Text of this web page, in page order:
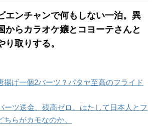
エンチャンで何もしない一泊。異
からカラオケ嬢とコヨーテさんと
り取りする。
揚げ一個2バーツ？パタヤ至高のフライド
ーツ送金、残高ゼロ。はたして日本人とフ
ちらがカモなのか。